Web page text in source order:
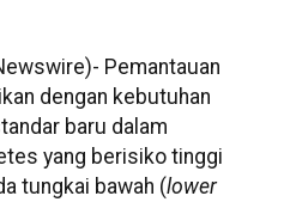
Pemantauan
dengan kebutuhan
baru dalam
yang berisiko tinggi
tungkai bawah (lower